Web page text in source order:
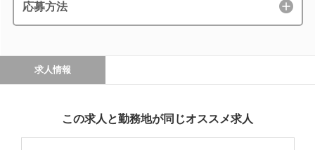
応募方法
求人情報
この求人と勤務地が同じオススメ求人